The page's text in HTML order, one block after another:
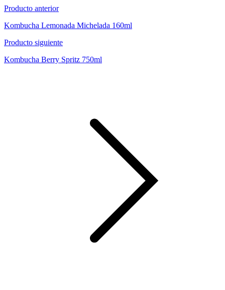
Producto anterior
Kombucha Lemonada Michelada 160ml
Producto siguiente
Kombucha Berry Spritz 750ml